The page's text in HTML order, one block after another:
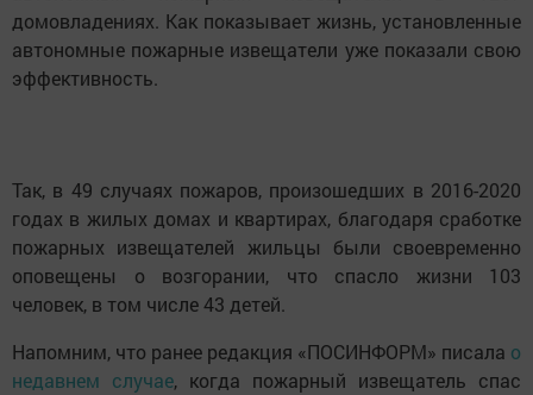
домовладениях. Как показывает жизнь, установленные
автономные пожарные извещатели уже показали свою
эффективность.
Так, в 49 случаях пожаров, произошедших в 2016-2020
годах в жилых домах и квартирах, благодаря сработке
пожарных извещателей жильцы были своевременно
оповещены о возгорании, что спасло жизни 103
человек, в том числе 43 детей.
Напомним, что ранее редакция «ПОСИНФОРМ» писала о
недавнем случае, когда пожарный извещатель спас